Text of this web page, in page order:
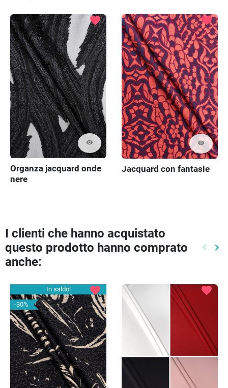
visibility
favorite
Organza jacquard onde
nere
visibility
favorite
Jacquard con fantasie
I clienti che hanno acquistato
questo prodotto hanno comprato
anche:
keyboard_arrow_left keyboard_arrow_right
In saldo!
-30%
favorite favorite